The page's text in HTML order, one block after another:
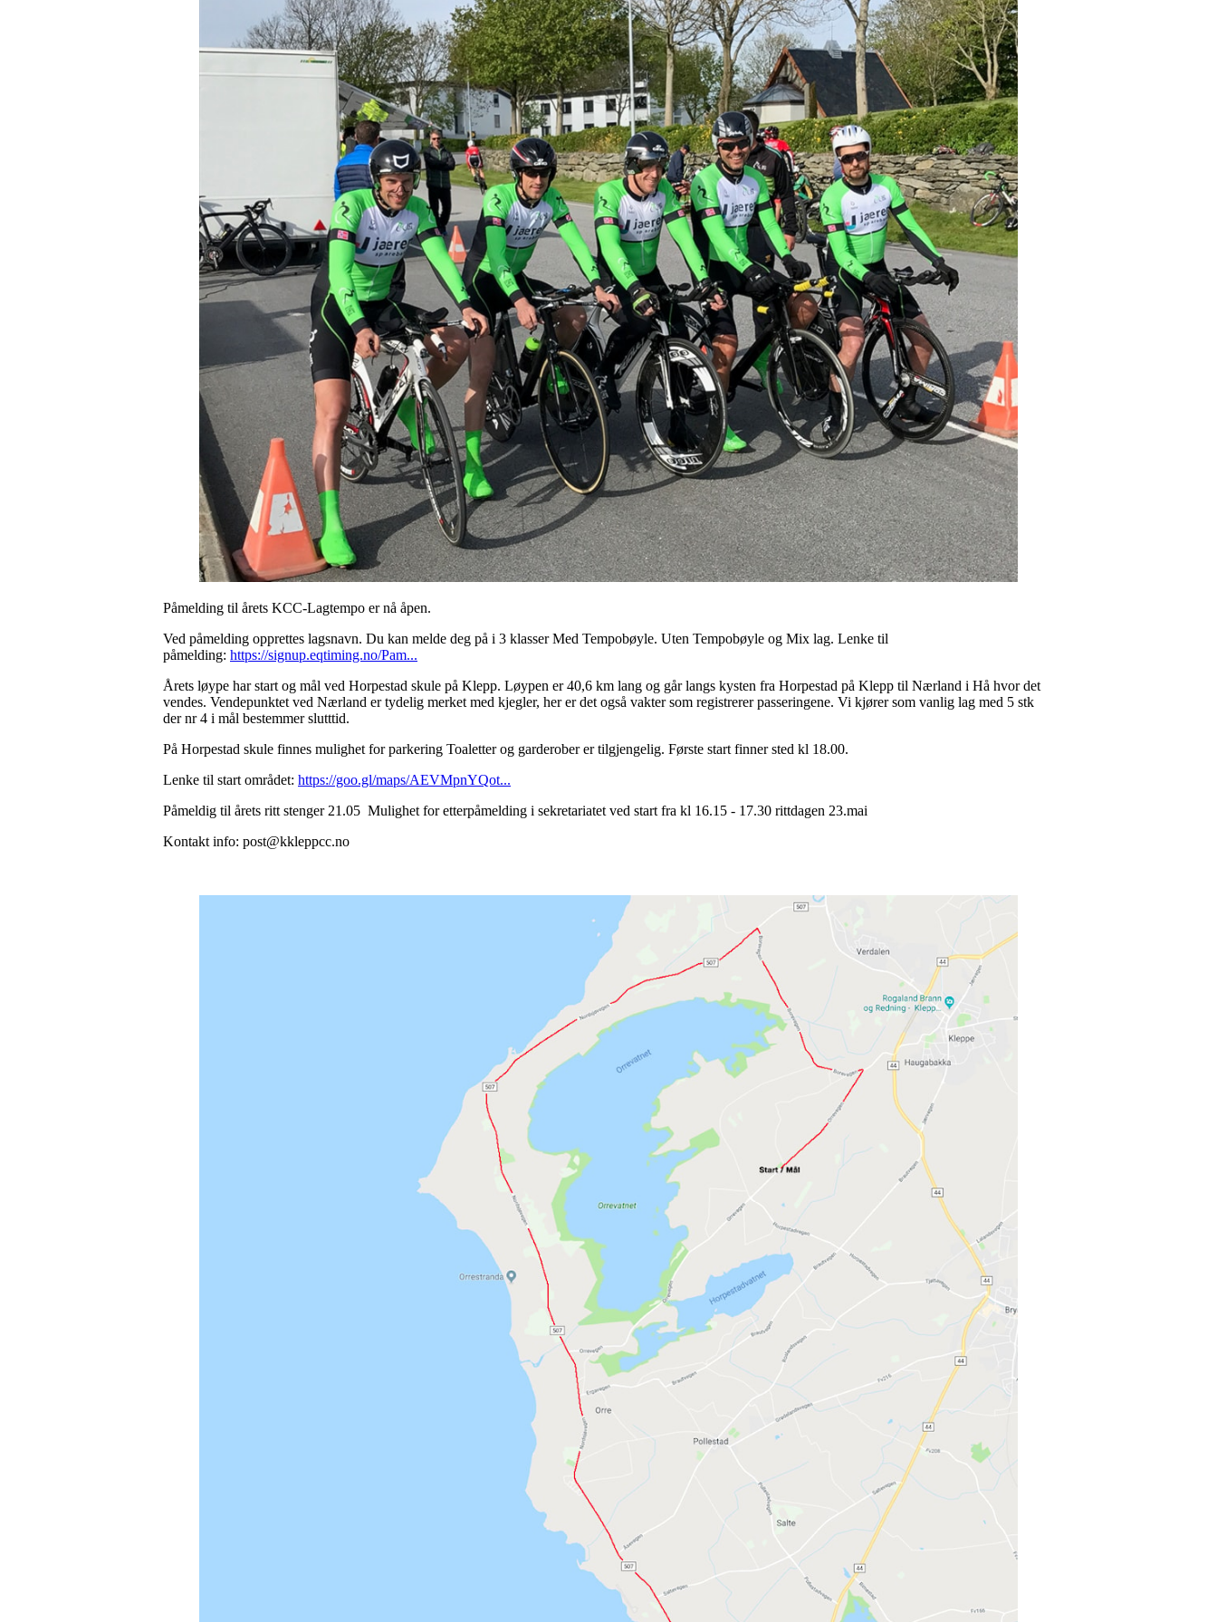
Påmelding til årets KCC-Lagtempo er nå åpen.
Ved påmelding opprettes lagsnavn. Du kan melde deg på i 3 klasser Med Tempobøyle. Uten Tempobøyle og Mix lag. Lenke til
påmelding: https://signup.eqtiming.no/Pam...
Årets løype har start og mål ved Horpestad skule på Klepp. Løypen er 40,6 km lang og går langs kysten fra Horpestad på Klepp til Nærland i Hå hvor det
vendes. Vendepunktet ved Nærland er tydelig merket med kjegler, her er det også vakter som registrerer passeringene. Vi kjører som vanlig lag med 5 stk
der nr 4 i mål bestemmer slutttid.
På Horpestad skule finnes mulighet for parkering Toaletter og garderober er tilgjengelig. Første start finner sted kl 18.00.
Lenke til start området: https://goo.gl/maps/AEVMpnYQot...
Påmeldig til årets ritt stenger 21.05 Mulighet for etterpåmelding i sekretariatet ved start fra kl 16.15 - 17.30 rittdagen 23.mai
Kontakt info: post@kkleppcc.no